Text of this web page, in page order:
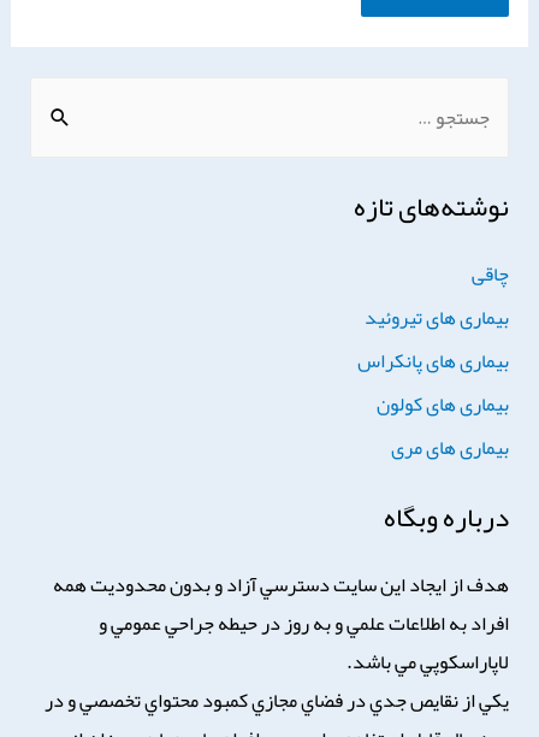
نوشته‌های تازه
چاقی
بیماری های تیروئید
بیماری های پانکراس
بیماری های کولون
بیماری های مری
درباره وبگاه
هدف از ايجاد اين سايت دسترسي آزاد و بدون محدوديت همه
افراد به اطلاعات علمي و به روز در حيطه جراحي عمومي و
لاپاراسكوپي مي باشد.
يكي از نقايص جدي در فضاي مجازي كمبود محتواي تخصصي و در